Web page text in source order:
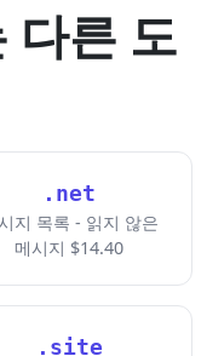
다른 도
.net
지 목록 - 읽지 않은
메시지 $14.40
.site